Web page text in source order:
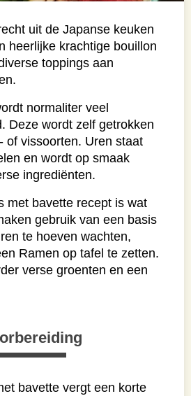
uit de Japanse keuken
heerlijke krachtige bouillon
toppings aan
normaliter veel
Deze wordt zelf getrokken
of vissoorten. Uren staat
en wordt op smaak
ingrediënten.
met bavette recept is wat
gebruik van een basis
te hoeven wachten,
Ramen op tafel te zetten.
verse groenten en een
bavette vergt een korte